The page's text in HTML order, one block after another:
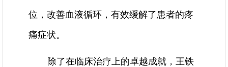
位，改善血液循环，有效缓解了患者的疼
痛症状。
除了在临床治疗上的卓越成就，王铁